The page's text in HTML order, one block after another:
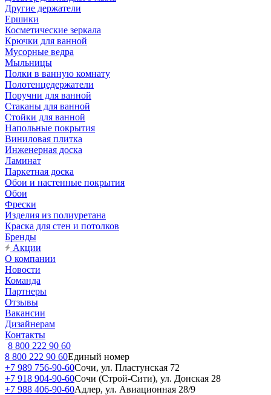
Другие держатели
Ершики
Косметические зеркала
Крючки для ванной
Мусорные ведра
Мыльницы
Полки в ванную комнату
Полотенцедержатели
Поручни для ванной
Стаканы для ванной
Стойки для ванной
Напольные покрытия
Виниловая плитка
Инженерная доска
Ламинат
Паркетная доска
Обои и настенные покрытия
Обои
Фрески
Изделия из полиуретана
Краска для стен и потолков
Бренды
Акции
О компании
Новости
Команда
Партнеры
Отзывы
Вакансии
Дизайнерам
Контакты
8 800 222 90 60
8 800 222 90 60Единый номер
+7 989 756-90-60Сочи, ул. Пластунская 72
+7 918 904-90-60Сочи (Строй-Сити), ул. Донская 28
+7 988 406-90-60Адлер, ул. Авиационная 28/9